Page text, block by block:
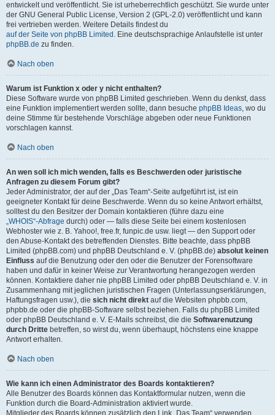
entwickelt und veröffentlicht. Sie ist urheberrechtlich geschützt. Sie wurde unter
der GNU General Public License, Version 2 (GPL-2.0) veröffentlicht und kann
frei vertrieben werden. Weitere Details findest du
auf der Seite von phpBB Limited . Eine deutschsprachige Anlaufstelle ist unter
phpBB.de zu finden.
Nach oben
Warum ist Funktion x oder y nicht enthalten?
Diese Software wurde von phpBB Limited geschrieben. Wenn du denkst, dass
eine Funktion implementiert werden sollte, dann besuche phpBB Ideas, wo du
deine Stimme für bestehende Vorschläge abgeben oder neue Funktionen
vorschlagen kannst.
Nach oben
An wen soll ich mich wenden, falls es Beschwerden oder juristische
Anfragen zu diesem Forum gibt?
Jeder Administrator, der auf der „Das Team“-Seite aufgeführt ist, ist ein
geeigneter Kontakt für deine Beschwerde. Wenn du so keine Antwort erhältst,
solltest du den Besitzer der Domain kontaktieren (führe dazu eine
„WHOIS“-Abfrage durch) oder — falls diese Seite bei einem kostenlosen
Webhoster wie z. B. Yahoo!, free.fr, funpic.de usw. liegt — den Support oder
den Abuse-Kontakt des betreffenden Dienstes. Bitte beachte, dass phpBB
Limited (phpBB.com) und phpBB Deutschland e. V. (phpBB.de) absolut keinen
Einfluss auf die Benutzung oder den oder die Benutzer der Forensoftware
haben und dafür in keiner Weise zur Verantwortung herangezogen werden
können. Kontaktiere daher nie phpBB Limited oder phpBB Deutschland e. V. in
Zusammenhang mit jeglichen juristischen Fragen (Unterlassungserklärungen,
Haftungsfragen usw.), die sich nicht direkt auf die Websiten phpbb.com,
phpbb.de oder die phpBB-Software selbst beziehen. Falls du phpBB Limited
oder phpBB Deutschland e. V. E-Mails schreibst, die die Softwarenutzung
durch Dritte betreffen, so wirst du, wenn überhaupt, höchstens eine knappe
Antwort erhalten.
Nach oben
Wie kann ich einen Administrator des Boards kontaktieren?
Alle Benutzer des Boards können das Kontaktformular nutzen, wenn die
Funktion durch die Board-Administration aktiviert wurde.
Mitglieder des Boards können zusätzlich den Link „Das Team“ verwenden.